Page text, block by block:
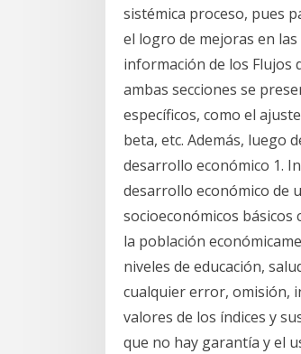
sistémica proceso, pues
el logro de mejoras en
información de los Flujos
ambas secciones se
específicos, como el
beta, etc. Además, luego
desarrollo económico 1.
desarrollo económico de
socioeconómicos
la población
niveles de educación,
cualquier error, omisión,
valores de los índices y
que no hay garantía y el